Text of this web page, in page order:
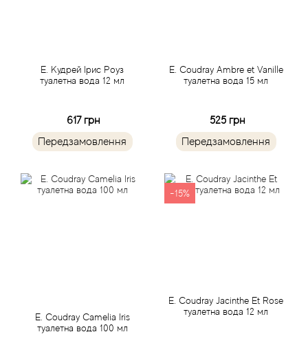
Е. Кудрей Ірис Роуз
туалетна вода 12 мл
617 грн
Передзамовлення
E. Coudray Ambre et Vanille
туалетна вода 15 мл
525 грн
Передзамовлення
E. Coudray Camelia Iris
туалетна вода 100 мл
-15%
E. Coudray Jacinthe Et Rose
туалетна вода 12 мл
Antonio Visconti
Arabesque Perfumes
Arabiyat
Armand Basi